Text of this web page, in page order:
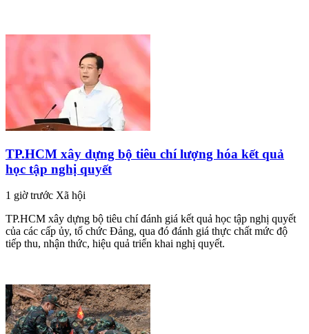
TP.HCM xây dựng bộ tiêu chí lượng hóa kết quả
học tập nghị quyết
1 giờ trước Xã hội
TP.HCM xây dựng bộ tiêu chí đánh giá kết quả học tập nghị quyết
của các cấp ủy, tổ chức Đảng, qua đó đánh giá thực chất mức độ
tiếp thu, nhận thức, hiệu quả triển khai nghị quyết.